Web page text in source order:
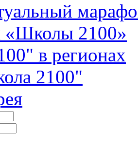
«Школы 2100»
в регионах
2100"